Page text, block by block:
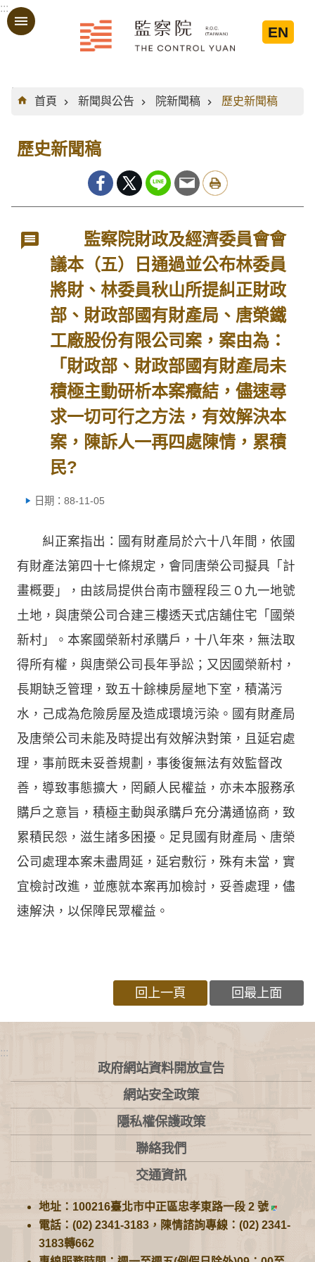
跳到主要內容區塊
:::
EN
:::
首頁
新聞與公告 院新聞稿 歷史新聞稿
歷史新聞稿
監察院財政及經濟委員會會
議本（五）日通過並公布林委員
將財、林委員秋山所提糾正財政
部、財政部國有財產局、唐榮鐵
工廠股份有限公司案，案由為：
「財政部、財政部國有財產局未
積極主動研析本案癥結，儘速尋
求一切可行之方法，有效解決本
案，陳訴人一再四處陳情，累積
民?
日期：88-11-05
糾正案指出：國有財產局於六十八年間，依國
有財產法第四十七條規定，會同唐榮公司擬具「計
畫概要」，由該局提供台南市鹽程段三０九一地號
土地，與唐榮公司合建三樓透天式店舖住宅「國榮
新村」。本案國榮新村承購戶，十八年來，無法取
得所有權，與唐榮公司長年爭訟；又因國榮新村，
長期缺乏管理，致五十餘棟房屋地下室，積滿污
水，己成為危險房屋及造成環境污染。國有財產局
及唐榮公司未能及時提出有效解決對策，且延宕處
理，事前既未妥善規劃，事後復無法有效監督改
善，導致事態擴大，罔顧人民權益，亦未本服務承
購戶之意旨，積極主動與承購戶充分溝通協商，致
累積民怨，滋生諸多困擾。足見國有財產局、唐榮
公司處理本案未盡周延，延宕敷衍，殊有未當，實
宜檢討改進，並應就本案再加檢討，妥善處理，儘
速解決，以保障民眾權益。
回上一頁 回最上面
:::
政府網站資料開放宣告
網站安全政策
隱私權保護政策
聯絡我們
交通資訊
地址：100216臺北市中正區忠孝東路一段 2 號
電話：(02) 2341-3183，陳情諮詢專線：(02) 2341-
3183轉662